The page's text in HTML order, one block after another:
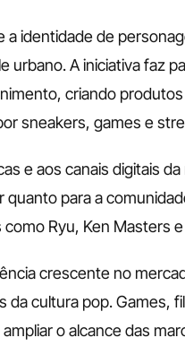
a identidade de
urbano. A iniciativa faz
criando
sneakers, games e
e aos canais digitais
para a
Ryu, Ken Masters
crescente no
da cultura pop. Games,
o alcance das